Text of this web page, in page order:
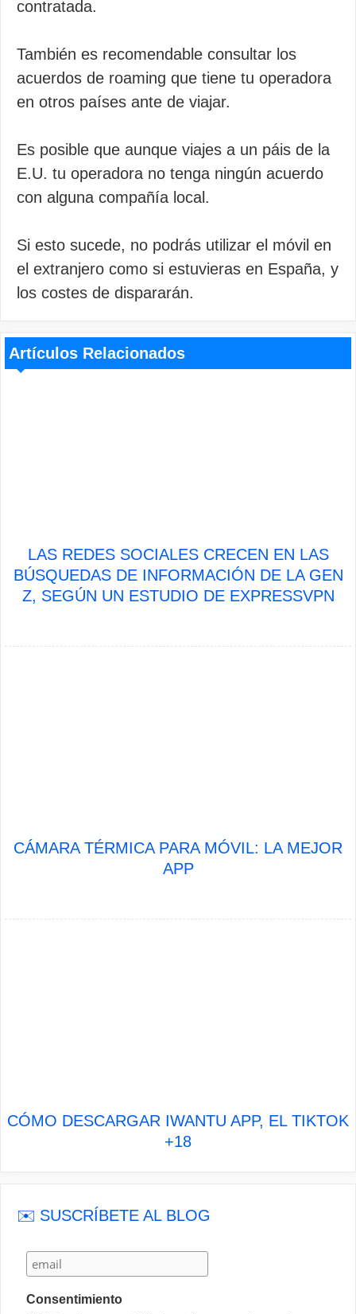
contratada.
También es recomendable consultar los
acuerdos de roaming que tiene tu operadora
en otros países ante de viajar.
Es posible que aunque viajes a un páis de la
E.U. tu operadora no tenga ningún acuerdo
con alguna compañía local.
Si esto sucede, no podrás utilizar el móvil en
el extranjero como si estuvieras en España, y
los costes de dispararán.
Artículos Relacionados
LAS REDES SOCIALES CRECEN EN LAS
BÚSQUEDAS DE INFORMACIÓN DE LA GEN
Z, SEGÚN UN ESTUDIO DE EXPRESSVPN
CÁMARA TÉRMICA PARA MÓVIL: LA MEJOR
APP
CÓMO DESCARGAR IWANTU APP, EL TIKTOK
+18
✉️ SUSCRÍBETE AL BLOG
Consentimiento